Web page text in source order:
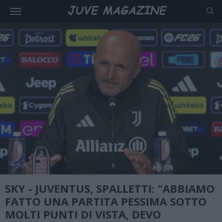
SKY - JUVENTUS, SPALLETTI: "ABBIAMO
FATTO UNA PARTITA PESSIMA SOTTO
MOLTI PUNTI DI VISTA, DEVO